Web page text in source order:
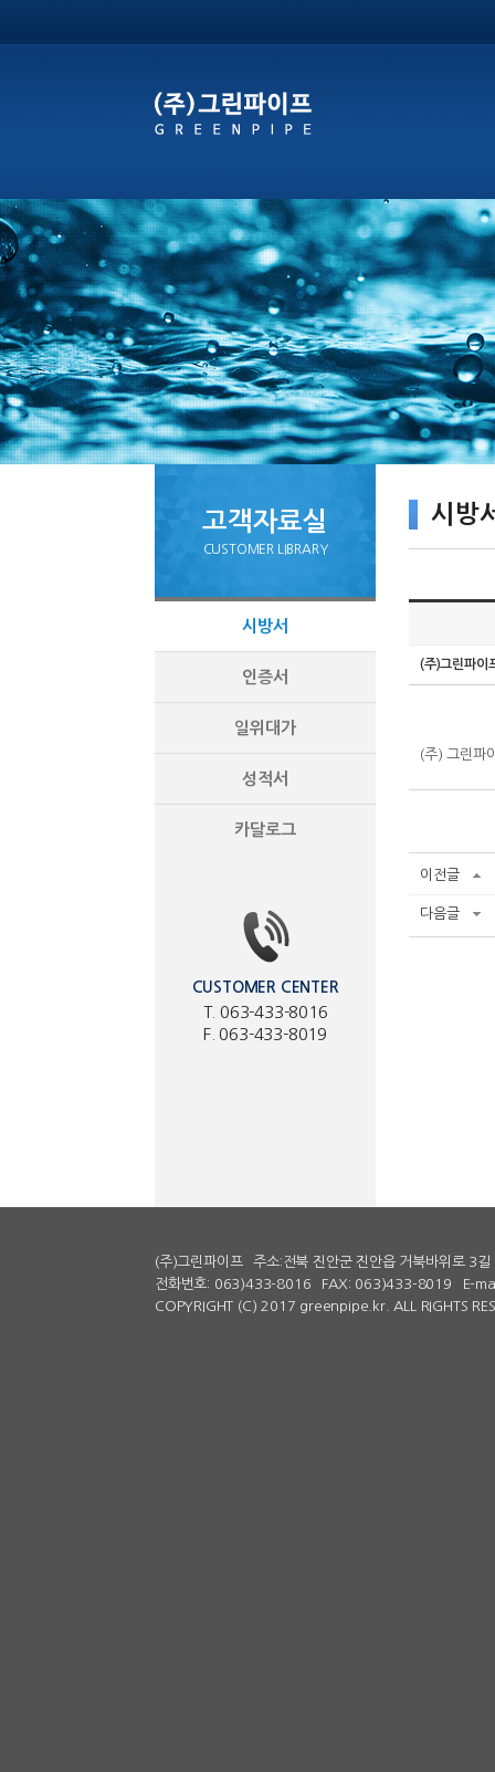
고객자료실
CUSTOMER LIBRARY
시방서
인증서
일위대가
성적서
카달로그
CUSTOMER CENTER
T. 063-433-8016
F. 063-433-8019
시방
(주)그린파이
(주) 그린파
이전글
다음글
(주)그린파이프
주소:전북 진안군 진안읍 거북바위로 3
전화번호: 063)433-8016
FAX: 063)433-8019
E-
COPYRIGHT (C) 2017 greenpipe.kr. ALL RIGHTS